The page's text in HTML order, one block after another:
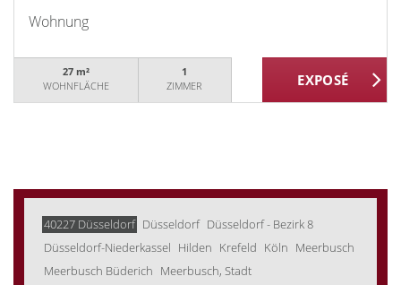
Wohnung
27 m²
WOHNFLÄCHE
1
ZIMMER
40227 Düsseldorf Düsseldorf Düsseldorf - Bezirk 8
Düsseldorf-Niederkassel Hilden Krefeld Köln Meerbusch
Meerbusch Büderich Meerbusch, Stadt